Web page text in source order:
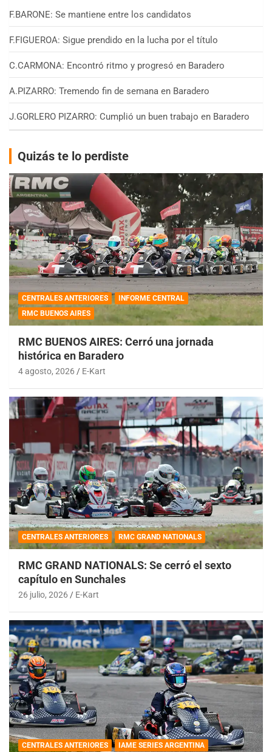
F.BARONE: Se mantiene entre los candidatos
F.FIGUEROA: Sigue prendido en la lucha por el título
C.CARMONA: Encontró ritmo y progresó en Baradero
A.PIZARRO: Tremendo fin de semana en Baradero
J.GORLERO PIZARRO: Cumplió un buen trabajo en Baradero
Quizás te lo perdiste
CENTRALES ANTERIORES
INFORME CENTRAL
RMC BUENOS AIRES
RMC BUENOS AIRES: Cerró una jornada
histórica en Baradero
4 agosto, 2026 E-Kart
CENTRALES ANTERIORES RMC GRAND NATIONALS
RMC GRAND NATIONALS: Se cerró el sexto
capítulo en Sunchales
26 julio, 2026 E-Kart
CENTRALES ANTERIORES IAME SERIES ARGENTINA